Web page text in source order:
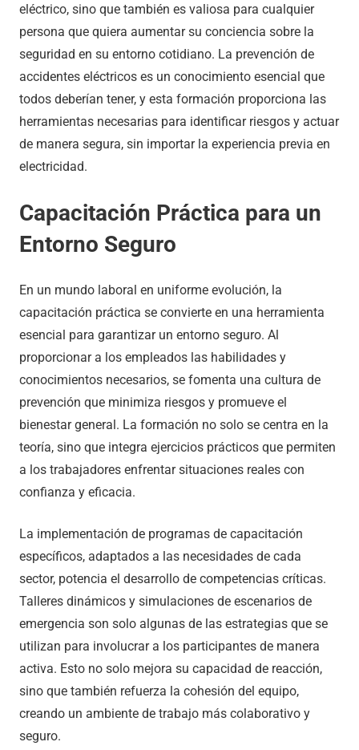
eléctrico, sino que también es valiosa para cualquier
persona que quiera aumentar su conciencia sobre la
seguridad en su entorno cotidiano. La prevención de
accidentes eléctricos es un conocimiento esencial que
todos deberían tener, y esta formación proporciona las
herramientas necesarias para identificar riesgos y actuar
de manera segura, sin importar la experiencia previa en
electricidad.
Capacitación Práctica para un
Entorno Seguro
En un mundo laboral en uniforme evolución, la
capacitación práctica se convierte en una herramienta
esencial para garantizar un entorno seguro. Al
proporcionar a los empleados las habilidades y
conocimientos necesarios, se fomenta una cultura de
prevención que minimiza riesgos y promueve el
bienestar general. La formación no solo se centra en la
teoría, sino que integra ejercicios prácticos que permiten
a los trabajadores enfrentar situaciones reales con
confianza y eficacia.
La implementación de programas de capacitación
específicos, adaptados a las necesidades de cada
sector, potencia el desarrollo de competencias críticas.
Talleres dinámicos y simulaciones de escenarios de
emergencia son solo algunas de las estrategias que se
utilizan para involucrar a los participantes de manera
activa. Esto no solo mejora su capacidad de reacción,
sino que también refuerza la cohesión del equipo,
creando un ambiente de trabajo más colaborativo y
seguro.